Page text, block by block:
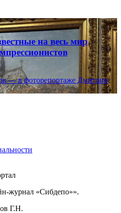
на весь мир
— в фоторепортаже Дмитрия
журнал «Сибдепо»».
Г.Н.